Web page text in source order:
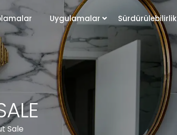
Uygulamalar Sürdürülebilirlik
Sale